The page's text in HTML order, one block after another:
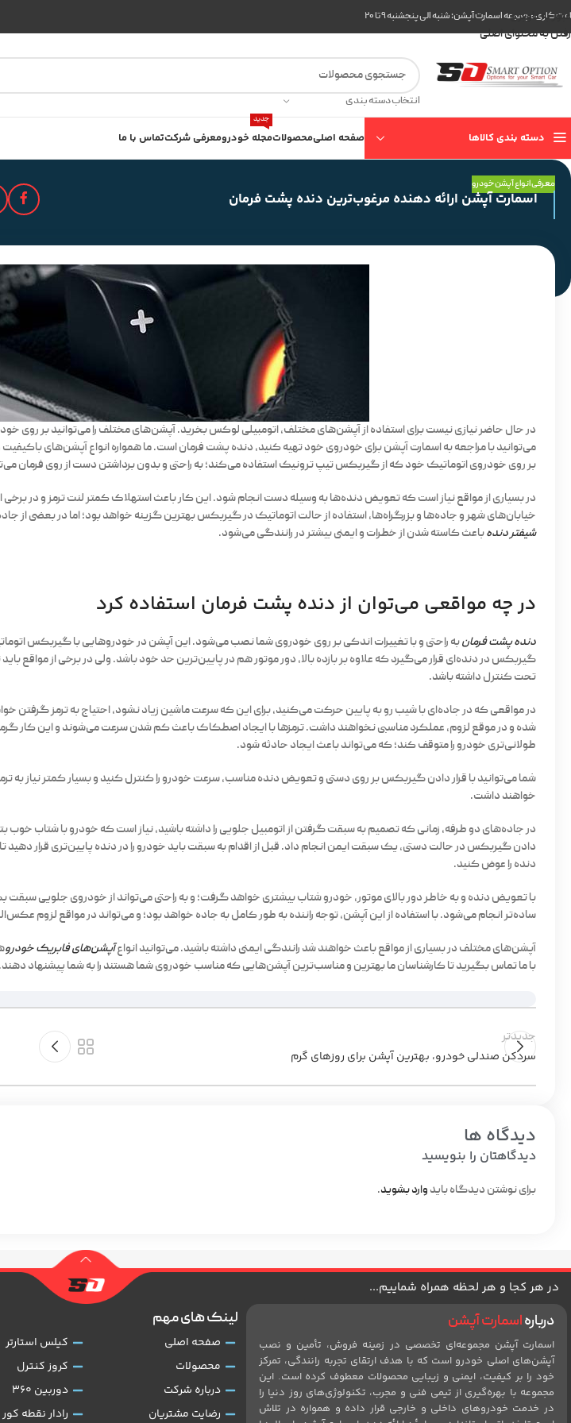
عبور به ناوبری
رفتن به محتوای اصلی
کاری مجموعه اسمارت آپشن: شنبه الی پنجشنبه ۹ تا ۲۰
انتخاب دسته بندی
دسته بندی کالاها صفحه اصلیمحصولاتمجله خودرو
جدید
معرفی شرکتتماس با ما
معرفی انواع آپشن خودرو
اسمارت آپشن ارائه دهنده مرغوب‌ترین دنده پشت فرمان
در حال حاضر نیازی نیست برای استفاده از آپشن‌های مختلف، اتومبیلی لوکس بخرید. آپشن‌های مختلف را می‌توانید بر روی
می‌توانید با مراجعه به اسمارت آپشن برای خودروی خود تهیه کنید، دنده پشت فرمان است. ما همواره انواع آپشن‌های
بر روی خودروی اتوماتیک خود که از گیربکس تیپ ترونیک استفاده می‌کند؛ به راحتی و بدون برداشتن دست از روی فرمان
در بسیاری از مواقع نیاز است که تعویض دنده‌ها به وسیله دست انجام شود. این کار باعث استهلاک کمتر لنت ترمز و در
خیابان‌های شهر و جاده‌ها و بزرگراه‌ها، استفاده از حالت اتوماتیک در گیربکس بهترین گزینه خواهد بود؛ اما در بعضی از
شیفتر دندهباعث کاسته شدن از خطرات و ایمنی بیشتر در رانندگی می‌شود.
در چه مواقعی می‌توان از دنده پشت فرمان استفاده کرد
دنده پشت فرمانبه راحتی و با تغییرات اندکی بر روی خودروی شما نصب می‌شود. این آپشن در خودروهایی با گیربکس
گیربکس در دنده‌ای قرار می‌گیرد که علاوه بر بازده بالا، دور موتور هم در پایین‌ترین حد خود باشد. ولی در برخی از مواقع
تحت کنترل داشته باشد.
در مواقعی که در جاده‌ای با شیب رو به پایین حرکت می‌کنید، برای این که سرعت ماشین زیاد نشود، احتیاج به ترمز گرفتن
شده و در موقع لزوم، عملکرد مناسبی نخواهند داشت. ترمزها با ایجاد اصطکاک باعث کم شدن سرعت می‌شوند و این کار
طولانی‌تری خودرو را متوقف کند؛ که می‌تواند باعث ایجاد حادثه شود.
شما می‌توانید با قرار دادن گیربکس بر روی دستی و تعویض دنده مناسب، سرعت خودرو را کنترل کنید و بسیار کمتر نیاز به
خواهند داشت.
در جاده‌های دو طرفه، زمانی که تصمیم به سبقت گرفتن از اتومبیل جلویی را داشته باشید، نیاز است که خودرو با شتاب
دادن گیربکس در حالت دستی، یک سبقت ایمن انجام داد. قبل از اقدام به سبقت باید خودرو را در دنده پایین‌تری قرار دهید
دنده را عوض کنید.
با تعویض دنده و به خاطر دور بالای موتور، خودرو شتاب بیشتری خواهد گرفت؛ و به راحتی می‌تواند از خودروی جلویی
ساده‌تر انجام می‌شود. با استفاده از این آپشن، توجه راننده به طور کامل به جاده خواهد بود؛ و می‌تواند در مواقع لزوم
آپشن‌های مختلف در بسیاری از مواقع باعث خواهند شد رانندگی ایمنی داشته باشید. می‌توانید انواعآپشن‌های فابریک خودرو
با ما تماس بگیرید تا کارشناسان ما بهترین و مناسب‌ترین آپشن‌هایی که مناسب خودروی شما هستند را به شما پیشنهاد دهند.
جدیدتر
سردکن صندلی خودرو، بهترین آپشن برای روزهای گرم
دیدگاه ها
دیدگاهتان را بنویسید
برای نوشتن دیدگاه باید وارد بشوید.
در هر کجا و هر لحظه همراه شماییم...
دربارهاسمارت آپشن
اسمارت آپشن مجموعه‌ای تخصصی در زمینه فروش، تأمین و نصب
آپشن‌های اصلی خودرو است که با هدف ارتقای تجربه رانندگی، تمرکز
خود را بر کیفیت، ایمنی و زیبایی محصولات معطوف کرده است. این
مجموعه با بهره‌گیری از تیمی فنی و مجرب، تکنولوژی‌های روز دنیا را
در خدمت خودروهای داخلی و خارجی قرار داده و همواره در تلاش
لینک های مهم
صفحه اصلی
محصولات
درباره شرکت
رضایت مشتریان
کیلس استارتر
کروز کنترل
دوربین 360
رادار نقطه کور